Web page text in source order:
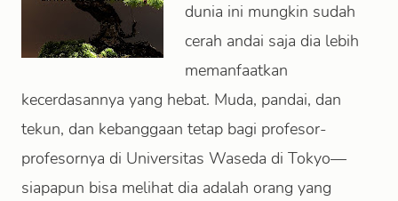
dunia ini mungkin sudah
cerah andai saja dia lebih
memanfaatkan
kecerdasannya yang hebat. Muda, pandai, dan
tekun, dan kebanggaan tetap bagi profesor-
profesornya di Universitas Waseda di Tokyo—
siapapun bisa melihat dia adalah orang yang